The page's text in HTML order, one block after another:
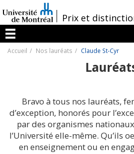
au
contenu
/Prix et
Menu
Accueil Nos lauréats Claude St-Cyr
Bravo à tous nos lauréats,
d’exception, honorés pour
par des organismes
l’Université elle-même. Qu’ils
en enseignement ou en